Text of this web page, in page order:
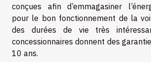
conçues afin d’emmagasiner
pour le bon fonctionnement de la
des durées de vie très
concessionnaires donnent des
10 ans.